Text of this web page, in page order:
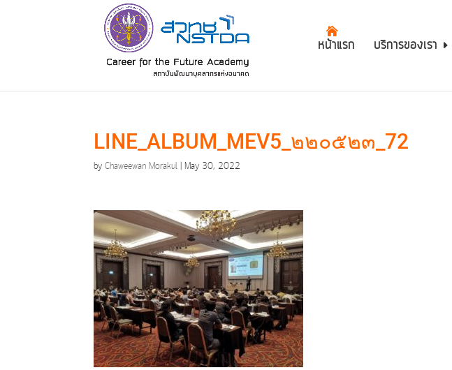
หน้าแรก บริการของเรา
LINE_ALBUM_MEV5_๒๒๐๕๒๓_72
byChaweewan Morakul |May 30, 2022